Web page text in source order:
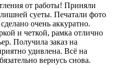
от работы! Приняли
лишней суеты. Печатали фото
очень аккуратно.
и четкой, рамка отлично
Получила заказ на
удивлена. Всё на
вернусь снова.